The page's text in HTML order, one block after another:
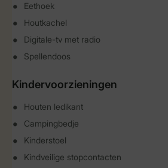
Eethoek
Houtkachel
Digitale-tv met radio
Spellendoos
Kindervoorzieningen
Houten ledikant
Campingbedje
Kinderstoel
Kindveilige stopcontacten